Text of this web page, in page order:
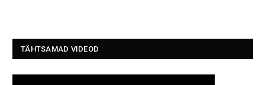
TÄHTSAMAD VIDEOD